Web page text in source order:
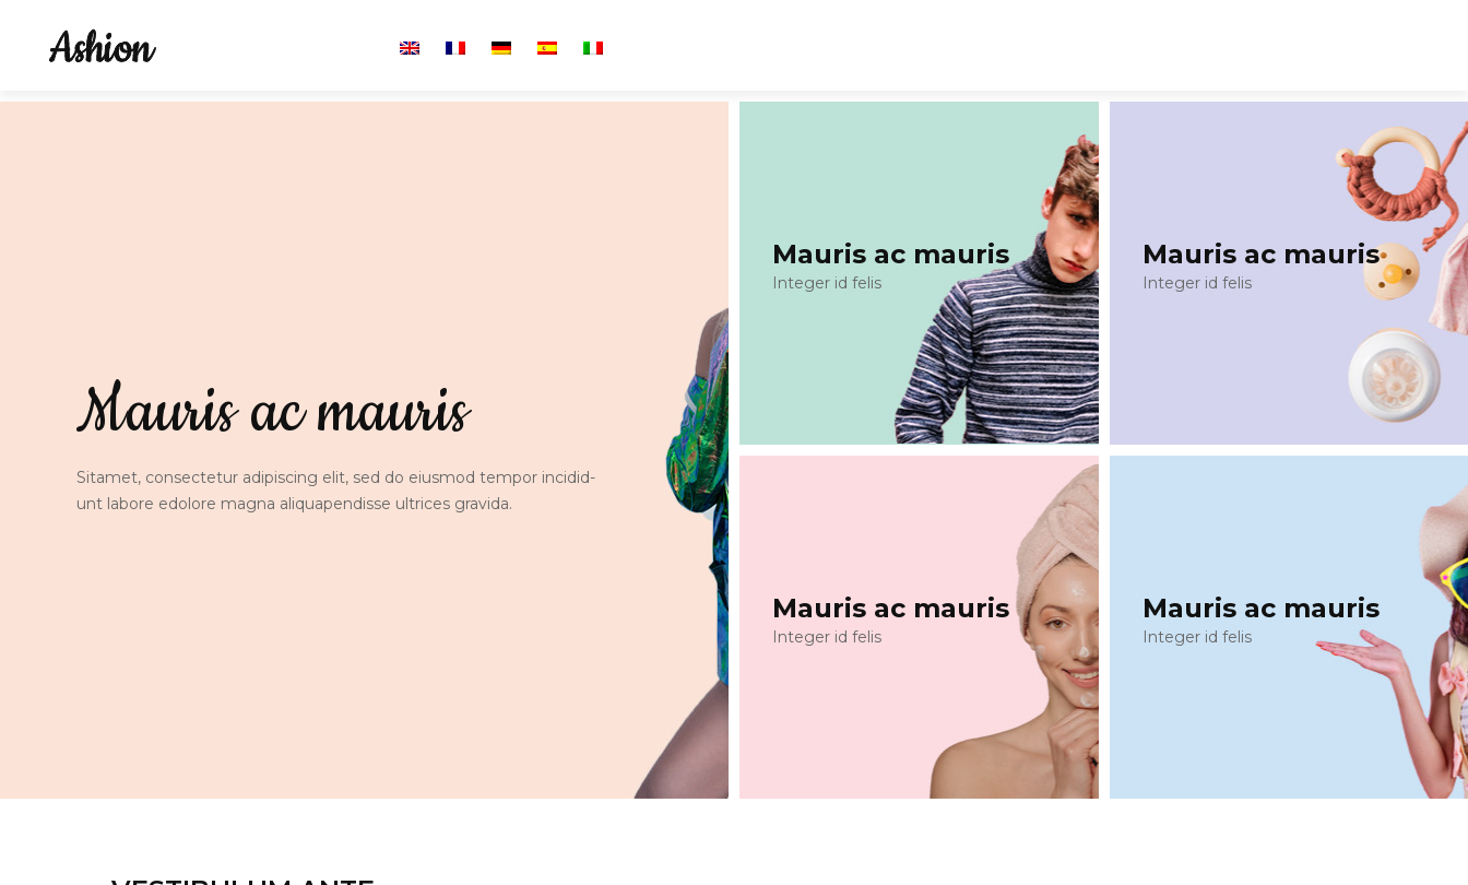
Mauris ac mauris
Sitamet, consectetur adipiscing elit, sed do eiusmod tempor incidid-
unt labore edolore magna aliquapendisse ultrices gravida.
Mauris ac mauris
Integer id felis
Mauris ac mauris
Integer id felis
Mauris ac mauris
Integer id felis
Mauris ac mauris
Integer id felis